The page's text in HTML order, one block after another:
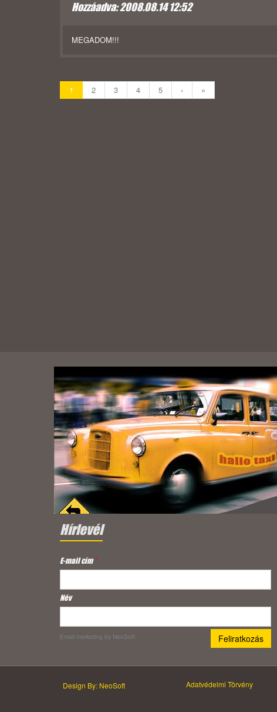
Hozzáadva: 2008.08.14 12:52
MEGADOM!!!
1 2 3 4 5 › »
Hírlevél
E-mail cím*
Név
Email marketing by NeoSoft
Design By: NeoSoft Adatvédelmi Törvény